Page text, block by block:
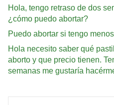
Hola, tengo retraso de dos
¿cómo puedo abortar?
Puedo abortar si tengo
Hola necesito saber qué
aborto y que precio tienen.
semanas me gustaría